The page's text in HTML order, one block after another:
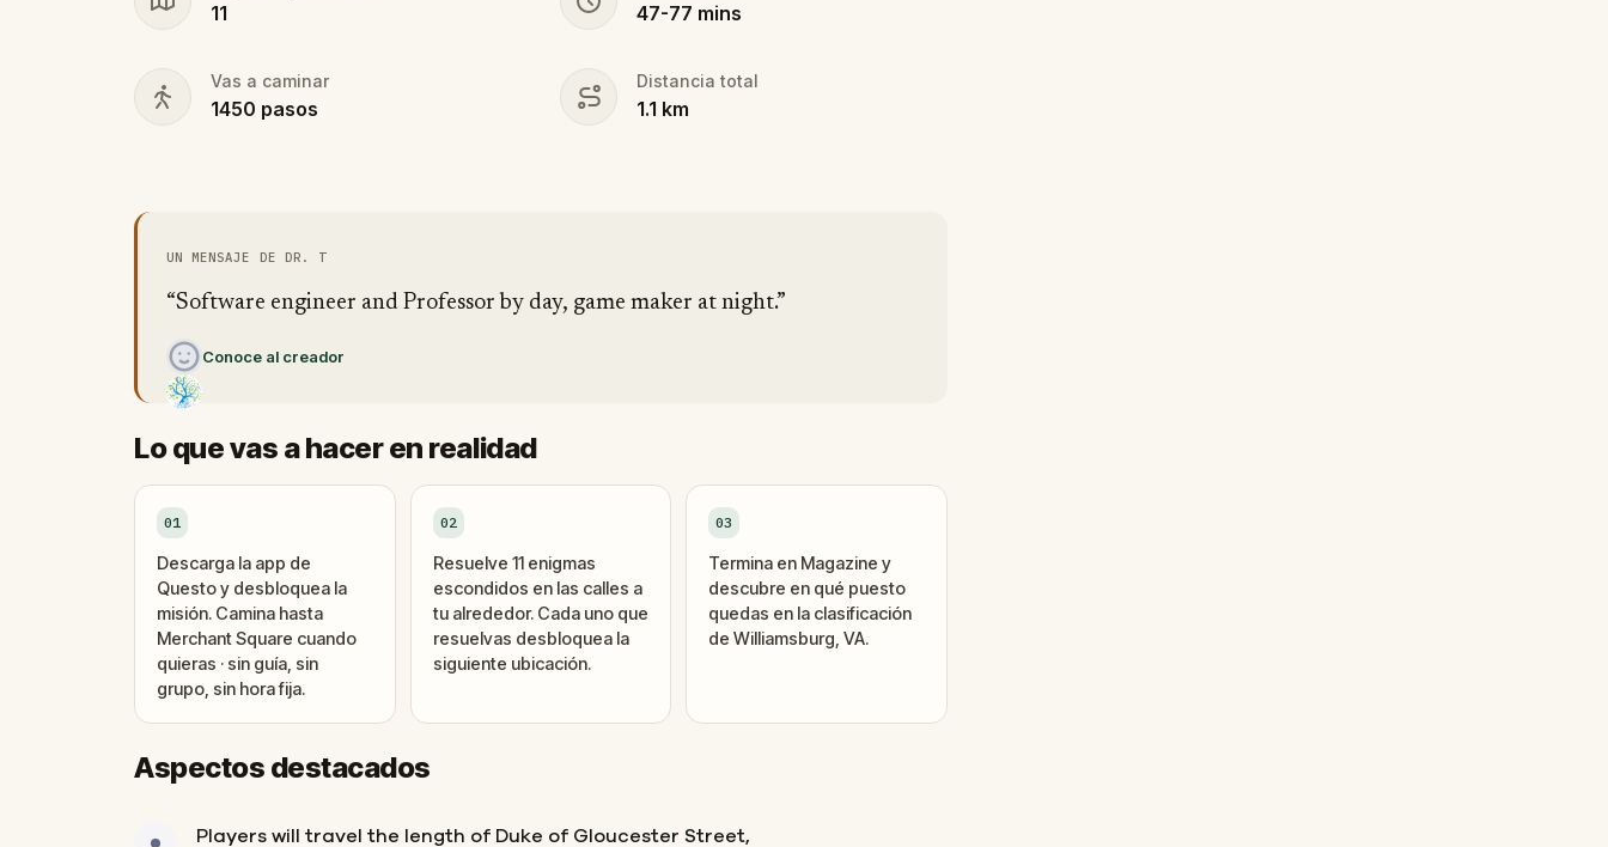
11 47-77 mins
Vas a caminar
1450 pasos
Distancia total
1.1 km
UN MENSAJE DE DR. T
“Software engineer and Professor by day, game maker at night.”
Conoce al creador
Lo que vas a hacer en realidad
01
Descarga la app de
Questo y desbloquea la
misión. Camina hasta
Merchant Square cuando
quieras · sin guía, sin
grupo, sin hora fija.
02
Resuelve 11 enigmas
escondidos en las calles a
tu alrededor. Cada uno que
resuelvas desbloquea la
siguiente ubicación.
03
Termina en Magazine y
descubre en qué puesto
quedas en la clasificación
de Williamsburg, VA.
Aspectos destacados
Players will travel the length of Duke of Gloucester Street,